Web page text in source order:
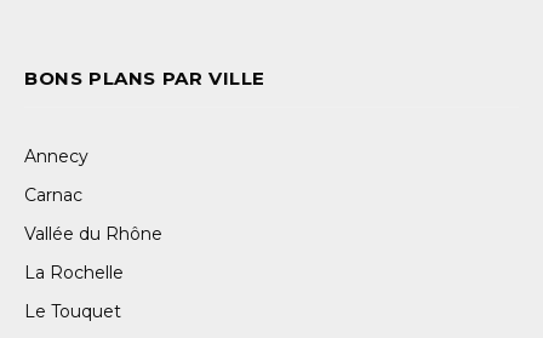
BONS PLANS PAR VILLE
Annecy
Carnac
Vallée du Rhône
La Rochelle
Le Touquet